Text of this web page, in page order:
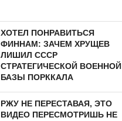
ХОТЕЛ ПОНРАВИТЬСЯ
ФИННАМ: ЗАЧЕМ ХРУЩЕВ
ЛИШИЛ СССР
СТРАТЕГИЧЕСКОЙ ВОЕННОЙ
БАЗЫ ПОРККАЛА
РЖУ НЕ ПЕРЕСТАВАЯ, ЭТО
ВИДЕО ПЕРЕСМОТРИШЬ НЕ